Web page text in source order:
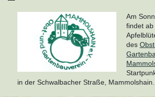
Am
findet
des
in der Schwalbacher Straße, Mammolshain.